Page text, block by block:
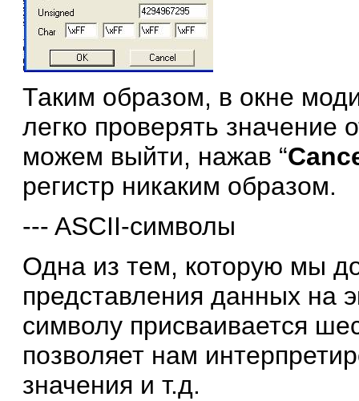
Таким образом, в окне
легко проверять значение
можем выйти, нажав “
регистр никаким образом.
--- ASCII-символы
Одна из тем, которую мы
представления данных на
символу присваивается
позволяет нам
значения и т.д.